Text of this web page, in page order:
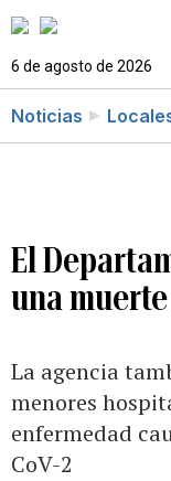
6 de agosto de 2026
Noticias
El
una
La agencia
menores
enfermedad
CoV-2